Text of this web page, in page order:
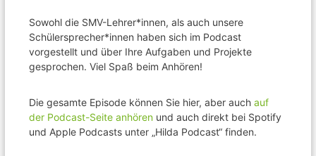
Sowohl die SMV-Lehrer*innen, als auch unsere
Schülersprecher*innen haben sich im Podcast
vorgestellt und über Ihre Aufgaben und Projekte
gesprochen. Viel Spaß beim Anhören!
Die gesamte Episode können Sie hier, aber auchauf
der Podcast-Seite anhören und auch direkt bei Spotify
und Apple Podcasts unter „Hilda Podcast“ finden.